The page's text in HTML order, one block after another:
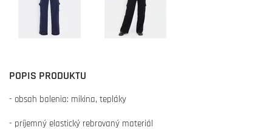
POPIS PRODUKTU
- obsah balenia: mikina, tepláky
- príjemný elastický rebrovaný materiál